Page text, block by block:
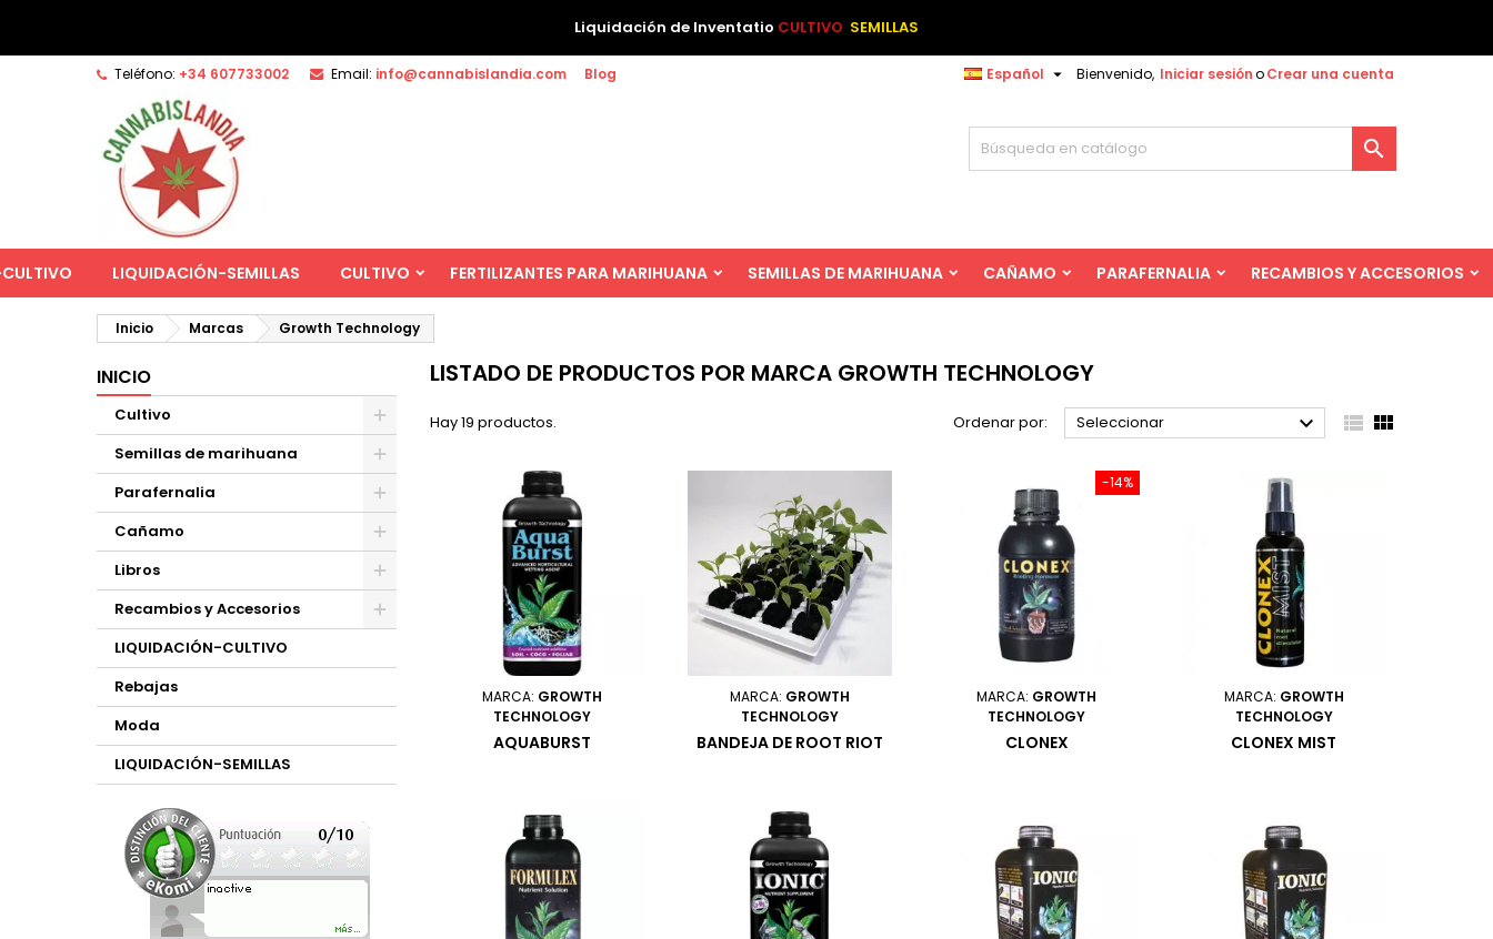
Liquidación de Inventatio CULTIVO SEMILLAS
Blog
Teléfono: +34 607733002 Email: info@cannabislandia.com Bienvenido, Iniciar sesiónoCrear una cuenta
Español 

LIQUIDACIÓN-SEMILLAS CULTIVO FERTILIZANTES PARA MARIHUANA SEMILLAS DE MARIHUANA CAÑAMO PARAFERNALIA RECAMBIOS Y ACCESORIOS
Inicio Marcas Growth Technology
INICIO
Cultivo
Semillas de marihuana
Parafernalia
Cañamo
Libros
Recambios y Accesorios
LIQUIDACIÓN-CULTIVO
Rebajas
Moda
LIQUIDACIÓN-SEMILLAS
LISTADO DE PRODUCTOS POR MARCA GROWTH TECHNOLOGY
Hay 19 productos. Ordenar por: Seleccionar   
MARCA: GROWTH
TECHNOLOGY
AQUABURST
MARCA: GROWTH
TECHNOLOGY
BANDEJA DE ROOT RIOT
-14%
MARCA: GROWTH
TECHNOLOGY
CLONEX
MARCA: GROWTH
TECHNOLOGY
CLONEX MIST